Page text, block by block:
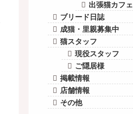
出張猫カフェ
ブリード日誌
成猫・里親募集中
猫スタッフ
現役スタッフ
ご隠居様
掲載情報
店舗情報
その他